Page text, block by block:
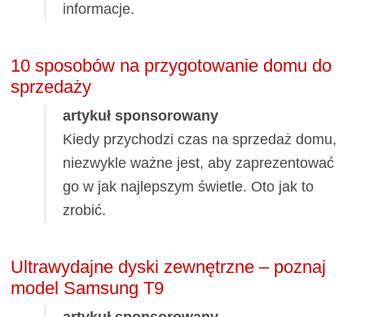
informacje.
10 sposobów na przygotowanie domu do
sprzedaży
artykuł sponsorowany
Kiedy przychodzi czas na sprzedaż domu,
niezwykle ważne jest, aby zaprezentować
go w jak najlepszym świetle. Oto jak to
zrobić.
Ultrawydajne dyski zewnętrzne – poznaj
model Samsung T9